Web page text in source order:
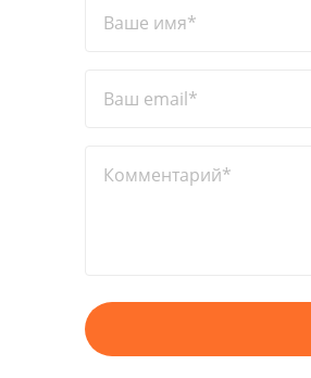
Ваше имя*
Ваш email*
Комментарий*